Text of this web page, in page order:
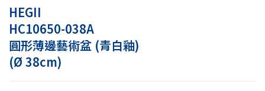
HEGII
HC10650-038A
圓形薄邊藝術盆 (青白釉)
(Ø 38cm)